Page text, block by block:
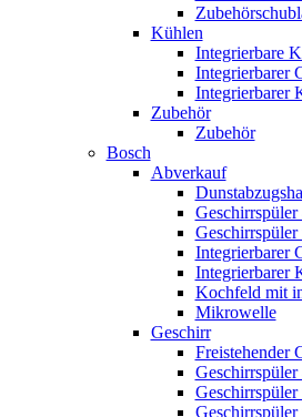
Kühlen
Integrierbare
Integrierbarer
Integrierbarer
Zubehör
Zubehör
Bosch
Abverkauf
Geschirrspüler
Integrierbarer
Integrierbarer
Kochfeld mit
Mikrowelle
Geschirr
Freistehender
Geschirrspüler